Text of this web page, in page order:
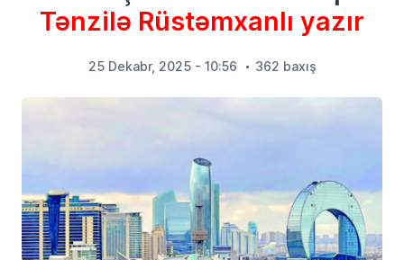
Tənzilə Rüstəmxanlı yazır
25 Dekabr, 2025 - 10:56 362 baxış